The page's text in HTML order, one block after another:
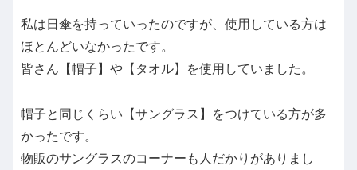
私は日傘を持っていったのですが、使用している方は
ほとんどいなかったです。
皆さん【帽子】や【タオル】を使用していました。
帽子と同じくらい【サングラス】をつけている方が多
かったです。
物販のサングラスのコーナーも人だかりがありまし